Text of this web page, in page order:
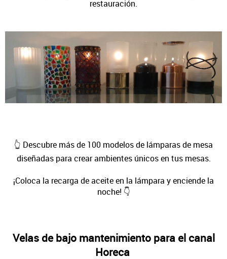
restauración.
👆 Descubre más de 100 modelos de lámparas de mesa
diseñadas para crear ambientes únicos en tus mesas.
¡Coloca la recarga de aceite en la lámpara y enciende la
noche! 👇
Velas de bajo mantenimiento para el canal
Horeca